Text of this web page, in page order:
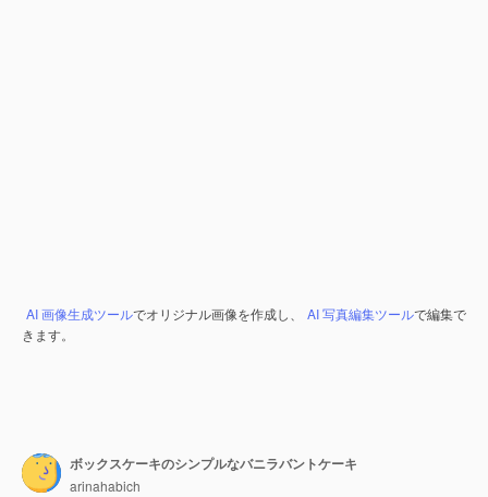
AI 画像生成ツールでオリジナル画像を作成し、 AI 写真編集ツールで編集で
きます。
ボックスケーキのシンプルなバニラバントケーキ
arinahabich